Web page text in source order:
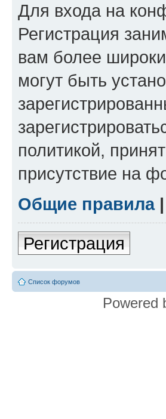
Для входа на
Регистрация
вам более
могут быть
политикой,
присутствие на
Общие правила|
Регистрация
Список форумов
Powered